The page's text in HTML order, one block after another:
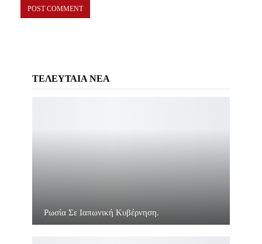
ΤΕΛΕΥΤΑΙΑ ΝΕΑ
Ρωσία Σε Ιαπωνική Κυβέρνηση.